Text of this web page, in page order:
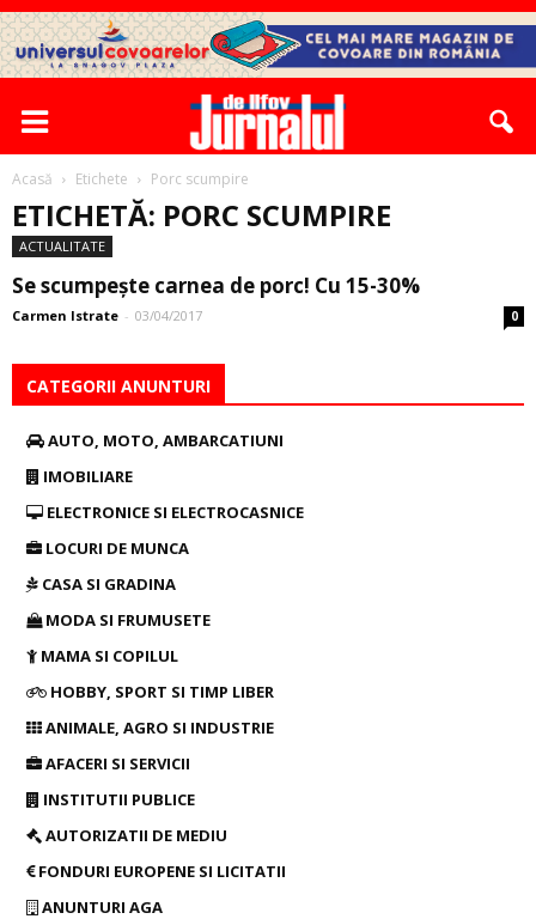
Acasă Etichete Porc scumpire
ETICHETĂ: PORC SCUMPIRE
ACTUALITATE
Se scumpeşte carnea de porc! Cu 15-30%
Carmen Istrate - 03/04/2017 0
CATEGORII ANUNTURI
AUTO, MOTO, AMBARCATIUNI
IMOBILIARE
ELECTRONICE SI ELECTROCASNICE
LOCURI DE MUNCA
CASA SI GRADINA
MODA SI FRUMUSETE
MAMA SI COPILUL
HOBBY, SPORT SI TIMP LIBER
ANIMALE, AGRO SI INDUSTRIE
AFACERI SI SERVICII
INSTITUTII PUBLICE
AUTORIZATII DE MEDIU
FONDURI EUROPENE SI LICITATII
ANUNTURI AGA